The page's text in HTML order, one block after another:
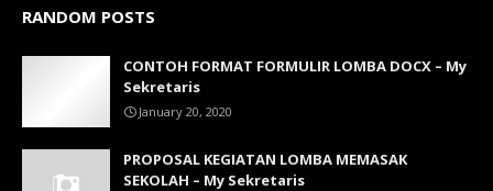
RANDOM POSTS
CONTOH FORMAT FORMULIR LOMBA DOCX – My
Sekretaris
January 20, 2020
PROPOSAL KEGIATAN LOMBA MEMASAK
SEKOLAH – My Sekretaris